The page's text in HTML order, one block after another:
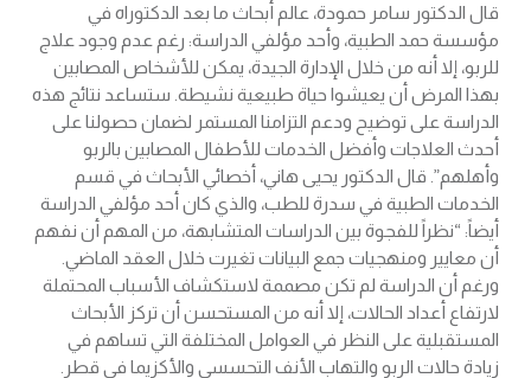
قال الدكتور سامر حمودة، عالم أبحاث ما بعد الدكتوراه في
مؤسسة حمد الطبية، وأحد مؤلفي الدراسة: رغم عدم وجود علاج
للربو، إلا أنه من خلال الإدارة الجيدة، يمكن للأشخاص المصابين
بهذا المرض أن يعيشوا حياة طبيعية نشيطة. ستساعد نتائج هذه
الدراسة على توضيح ودعم التزامنا المستمر لضمان حصولنا على
أحدث العلاجات وأفضل الخدمات للأطفال المصابين بالربو
وأهلهم”. قال الدكتور يحيى هاني، أخصائي الأبحاث في قسم
الخدمات الطبية في سدرة للطب، والذي كان أحد مؤلفي الدراسة
أيضاً: “نظراً للفجوة بين الدراسات المتشابهة، من المهم أن نفهم
أن معايير ومنهجيات جمع البيانات تغيرت خلال العقد الماضي.
ورغم أن الدراسة لم تكن مصممة لاستكشاف الأسباب المحتملة
لارتفاع أعداد الحالات، إلا أنه من المستحسن أن تركز الأبحاث
المستقبلية على النظر في العوامل المختلفة التي تساهم في
زيادة حالات الربو والتهاب الأنف التحسسي والأكزيما في قطر.